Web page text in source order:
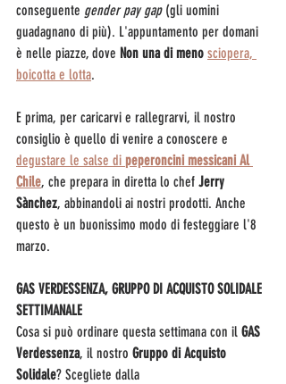
conseguente gender pay gap (gli uomini
guadagnano di più). L'appuntamento per domani
è nelle piazze, dove Non una di meno sciopera,
boicotta e lotta.
E prima, per caricarvi e rallegrarvi, il nostro
consiglio è quello di venire a conoscere e
degustare le salse di peperoncini messicani Al
Chile, che prepara in diretta lo chef Jerry
Sànchez, abbinandoli ai nostri prodotti. Anche
questo è un buonissimo modo di festeggiare l'8
marzo.
GAS VERDESSENZA, GRUPPO DI ACQUISTO SOLIDALE
SETTIMANALE
Cosa si può ordinare questa settimana con il GAS
Verdessenza, il nostro Gruppo di Acquisto
Solidale? Scegliete dalla